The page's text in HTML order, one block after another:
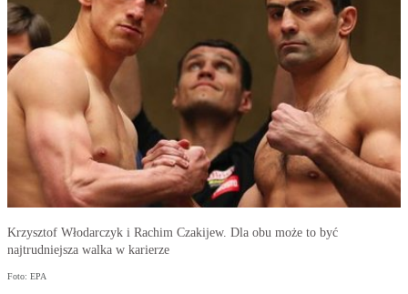
Krzysztof Włodarczyk i Rachim Czakijew. Dla obu może to być
najtrudniejsza walka w karierze
Foto: EPA